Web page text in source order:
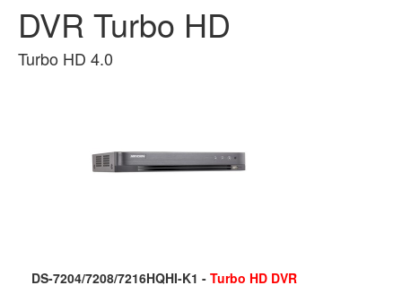
DVR Turbo HD
Turbo HD 4.0
DS-7204/7208/7216HQHI-K1 - Turbo HD DVR